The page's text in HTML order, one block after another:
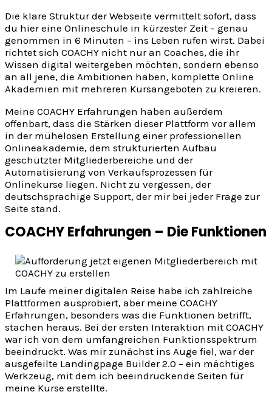
Die klare Struktur der Webseite vermittelt sofort, dass
du hier eine Onlineschule in kürzester Zeit – genau
genommen in 6 Minuten – ins Leben rufen wirst. Dabei
richtet sich COACHY nicht nur an Coaches, die ihr
Wissen digital weitergeben möchten, sondern ebenso
an all jene, die Ambitionen haben, komplette Online
Akademien mit mehreren Kursangeboten zu kreieren.
Meine COACHY Erfahrungen haben außerdem
offenbart, dass die Stärken dieser Plattform vor allem
in der mühelosen Erstellung einer professionellen
Onlineakademie, dem strukturierten Aufbau
geschützter Mitgliederbereiche und der
Automatisierung von Verkaufsprozessen für
Onlinekurse liegen. Nicht zu vergessen, der
deutschsprachige Support, der mir bei jeder Frage zur
Seite stand.
COACHY Erfahrungen – Die Funktionen
Im Laufe meiner digitalen Reise habe ich zahlreiche
Plattformen ausprobiert, aber meine COACHY
Erfahrungen, besonders was die Funktionen betrifft,
stachen heraus. Bei der ersten Interaktion mit COACHY
war ich von dem umfangreichen Funktionsspektrum
beeindruckt. Was mir zunächst ins Auge fiel, war der
ausgefeilte Landingpage Builder 2.0 – ein mächtiges
Werkzeug, mit dem ich beeindruckende Seiten für
meine Kurse erstellte.